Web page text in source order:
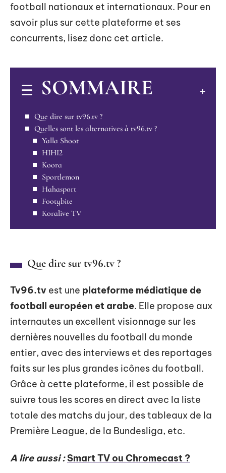
football nationaux et internationaux. Pour en
savoir plus sur cette plateforme et ses
concurrents, lisez donc cet article.
SOMMAIRE
Que dire sur tv96.tv ?
Quelles sont les alternatives à tv96.tv ?
Yalla Shoot
HIHI2
Koora
Sportlemon
Hahasport
Footybite
Koralive TV
Que dire sur tv96.tv ?
Tv96.tv est une plateforme médiatique de
football européen et arabe. Elle propose aux
internautes un excellent visionnage sur les
dernières nouvelles du football du monde
entier, avec des interviews et des reportages
faits sur les plus grandes icônes du football.
Grâce à cette plateforme, il est possible de
suivre tous les scores en direct avec la liste
totale des matchs du jour, des tableaux de la
Première League, de la Bundesliga, etc.
A lire aussi : Smart TV ou Chromecast ?